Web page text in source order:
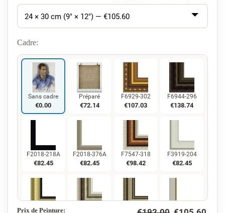
24 × 30 cm (9" × 12") — €105.60
Cadre:
Sans cadre
€0.00
Préparé
€72.14
F6929-302
€107.03
F6944-296
€138.74
F2018-218A
€82.45
F2018-376A
€82.45
F7547-318
€98.42
F3919-204
€82.45
Prix de Peinture: